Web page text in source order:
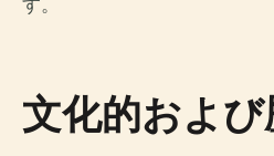
す。
文化的およ